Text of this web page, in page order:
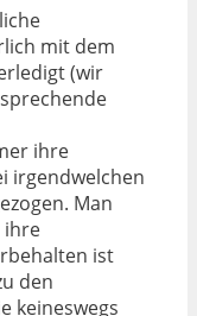
mit dem
(wir
ihre
irgendwelchen
Man
ihre
ist
den
keineswegs